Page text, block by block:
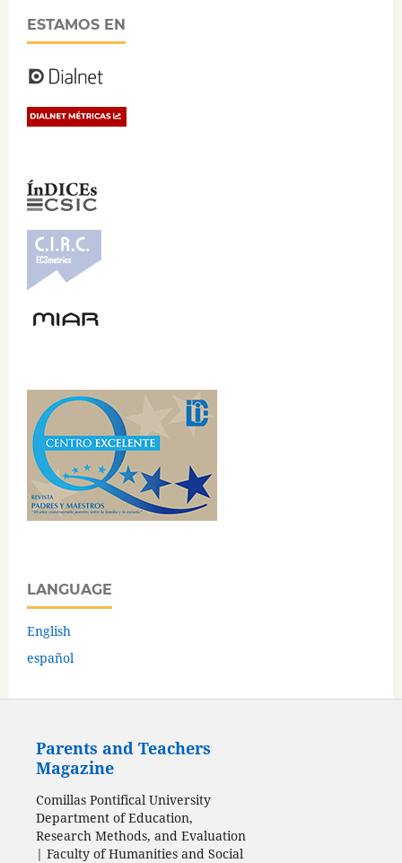
ESTAMOS EN
LANGUAGE
English
español
Parents and Teachers
Magazine
Comillas Pontifical University
Department of Education,
Research Methods, and Evaluation
| Faculty of Humanities and Social